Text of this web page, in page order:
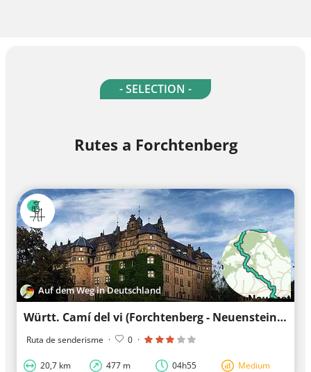
- SELECTION -
Rutes a Forchtenberg
Auf dem Weg in Deutschland
Württ. Camí del vi (Forchtenberg - Neuenstein)
Ruta de senderisme · 0 ·
20,7 km 477 m 04h55 Medium